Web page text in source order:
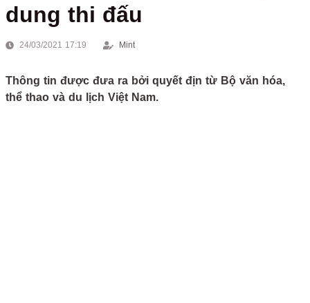
dung thi đấu
24/03/2021 17:19 Mint
Thông tin được đưa ra bởi quyết địn từ Bộ văn hóa,
thể thao và du lịch Việt Nam.